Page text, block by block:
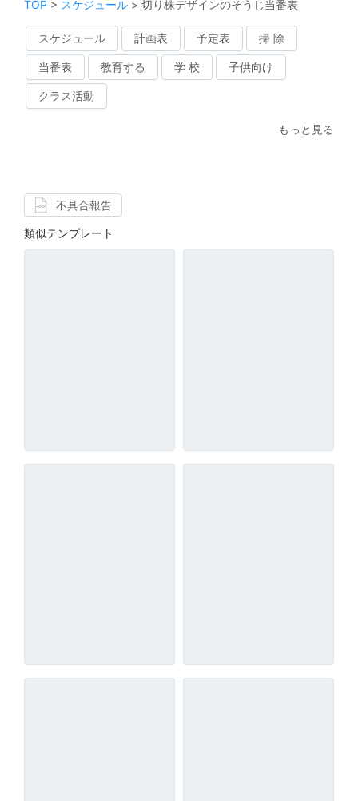
TOP > スケジュール > 切り株デザインのそうじ当番表
スケジュール 計画表 予定表 掃 除
当番表 教育する 学 校 子供向け
クラス活動
もっと見る
不具合報告
類似テンプレート